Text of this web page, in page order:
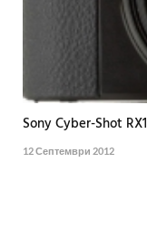
Sony Cyber-Shot RX1
12 Септември 2012